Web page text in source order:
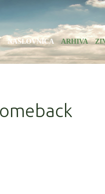
NASLOVNICA ARHIVA